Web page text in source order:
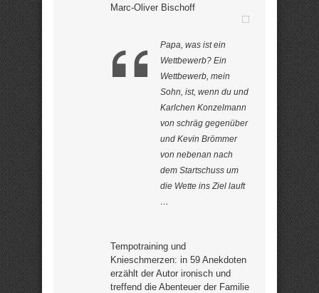
Marc-Oliver Bischoff
Papa, was ist ein
Wettbewerb? Ein
Wettbewerb, mein
Sohn, ist, wenn du und
Karlchen Konzelmann
von schräg gegenüber
und Kevin Brömmer
von nebenan nach
dem Startschuss um
die Wette ins Ziel lauft
…
Tempotraining und
Knieschmerzen: in 59 Anekdoten
erzählt der Autor ironisch und
treffend die Abenteuer der Familie